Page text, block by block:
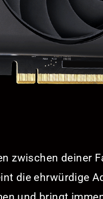
zwischen deiner
die ehrwürdige